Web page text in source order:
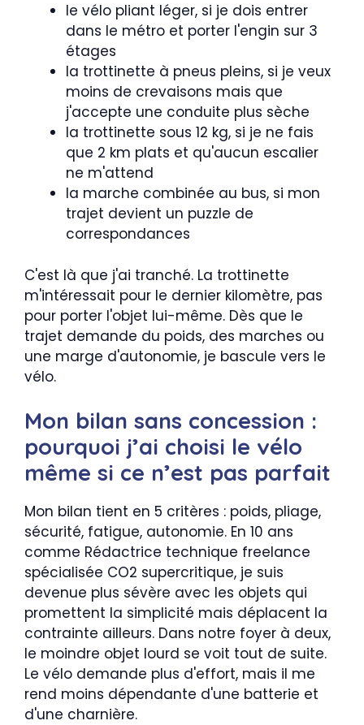
le vélo pliant léger, si je dois entrer
dans le métro et porter l'engin sur 3
étages
la trottinette à pneus pleins, si je veux
moins de crevaisons mais que
j'accepte une conduite plus sèche
la trottinette sous 12 kg, si je ne fais
que 2 km plats et qu'aucun escalier
ne m'attend
la marche combinée au bus, si mon
trajet devient un puzzle de
correspondances
C'est là que j'ai tranché. La trottinette
m'intéressait pour le dernier kilomètre, pas
pour porter l'objet lui-même. Dès que le
trajet demande du poids, des marches ou
une marge d'autonomie, je bascule vers le
vélo.
Mon bilan sans concession :
pourquoi j’ai choisi le vélo
même si ce n’est pas parfait
Mon bilan tient en 5 critères : poids, pliage,
sécurité, fatigue, autonomie. En 10 ans
comme Rédactrice technique freelance
spécialisée CO2 supercritique, je suis
devenue plus sévère avec les objets qui
promettent la simplicité mais déplacent la
contrainte ailleurs. Dans notre foyer à deux,
le moindre objet lourd se voit tout de suite.
Le vélo demande plus d'effort, mais il me
rend moins dépendante d'une batterie et
d'une charnière.